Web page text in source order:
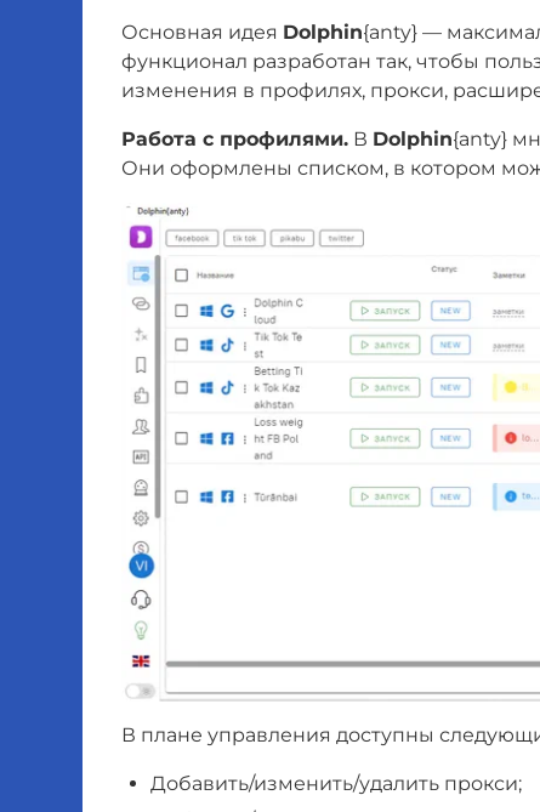
Основная идея Dolphin{anty} —
функционал разработан так, чтобы
изменения в профилях, прокси,
Работа с профилями. В Dolphin{anty}
Они оформлены списком, в котором
В плане управления доступны
Добавить/изменить/удалить прокси;